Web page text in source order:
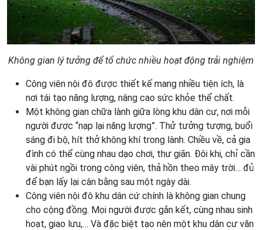
Không gian lý tưởng để tổ chức nhiều hoạt động trải nghiệm
Công viên nội đô được thiết kế mang nhiều tiện ích, là
nơi tái tạo năng lượng, nâng cao sức khỏe thể chất.
Một không gian chữa lành giữa lòng khu dân cư, nơi mỗi
người được “nạp lại năng lượng”. Thử tưởng tượng, buổi
sáng đi bộ, hít thở không khí trong lành. Chiều về, cả gia
đình có thể cùng nhau dạo chơi, thư giãn. Đôi khi, chỉ cần
vài phút ngồi trong công viên, thả hồn theo mây trời… đủ
để bạn lấy lại cân bằng sau một ngày dài.
Công viên nội đô khu dân cứ chính là không gian chung
cho cộng đồng. Mọi người được gắn kết, cùng nhau sinh
hoạt, giao lưu,… Và đặc biệt tạo nên một khu dân cư văn